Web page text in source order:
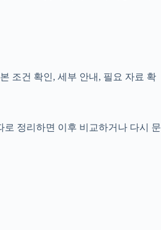
조건 확인, 세부 안내, 필요 자료 확
로 정리하면 이후 비교하거나 다시 문